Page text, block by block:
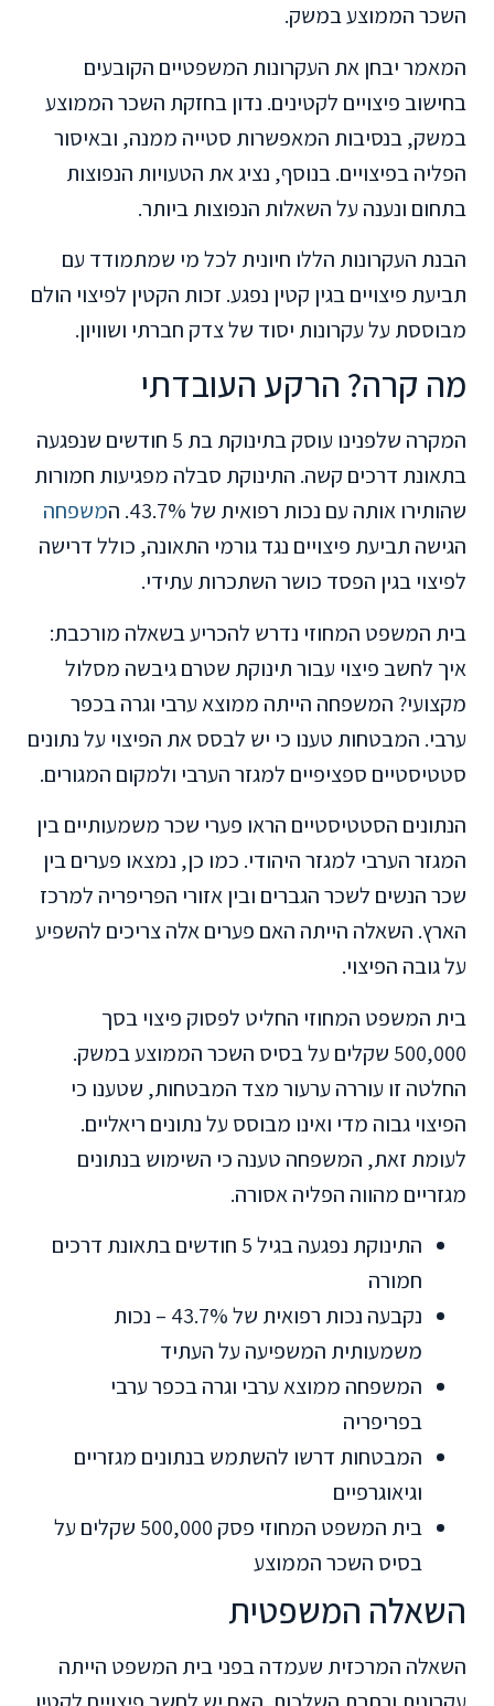
השכר הממוצע במשק.
המאמר יבחן את העקרונות המשפטיים הקובעים
בחישוב פיצויים לקטינים. נדון בחזקת השכר הממוצע
במשק, בנסיבות המאפשרות סטייה ממנה, ובאיסור
הפליה בפיצויים. בנוסף, נציג את הטעויות הנפוצות
בתחום ונענה על השאלות הנפוצות ביותר.
הבנת העקרונות הללו חיונית לכל מי שמתמודד עם
תביעת פיצויים בגין קטין נפגע. זכות הקטין לפיצוי הולם
מבוססת על עקרונות יסוד של צדק חברתי ושוויון.
מה קרה? הרקע העובדתי
המקרה שלפנינו עוסק בתינוקת בת 5 חודשים שנפגעה
בתאונת דרכים קשה. התינוקת סבלה מפגיעות חמורות
שהותירו אותה עם נכות רפואית של 43.7%. ה
משפחה
הגישה תביעת פיצויים נגד גורמי התאונה, כולל דרישה
לפיצוי בגין הפסד כושר השתכרות עתידי.
בית המשפט המחוזי נדרש להכריע בשאלה מורכבת:
איך לחשב פיצוי עבור תינוקת שטרם גיבשה מסלול
מקצועי? המשפחה הייתה ממוצא ערבי וגרה בכפר
ערבי. המבטחות טענו כי יש לבסס את הפיצוי על נתונים
סטטיסטיים ספציפיים למגזר הערבי ולמקום המגורים.
הנתונים הסטטיסטיים הראו פערי שכר משמעותיים בין
המגזר הערבי למגזר היהודי. כמו כן, נמצאו פערים בין
שכר הנשים לשכר הגברים ובין אזורי הפריפריה למרכז
הארץ. השאלה הייתה האם פערים אלה צריכים להשפיע
על גובה הפיצוי.
בית המשפט המחוזי החליט לפסוק פיצוי בסך
500,000 שקלים על בסיס השכר הממוצע במשק.
החלטה זו עוררה ערעור מצד המבטחות, שטענו כי
הפיצוי גבוה מדי ואינו מבוסס על נתונים ריאליים.
לעומת זאת, המשפחה טענה כי השימוש בנתונים
מגזריים מהווה הפליה אסורה.
התינוקת נפגעה בגיל 5 חודשים בתאונת דרכים
חמורה
נקבעה נכות רפואית של 43.7% – נכות
משמעותית המשפיעה על העתיד
המשפחה ממוצא ערבי וגרה בכפר ערבי
בפריפריה
המבטחות דרשו להשתמש בנתונים מגזריים
וגיאוגרפיים
בית המשפט המחוזי פסק 500,000 שקלים על
בסיס השכר הממוצע
השאלה המשפטית
השאלה המרכזית שעמדה בפני בית המשפט הייתה